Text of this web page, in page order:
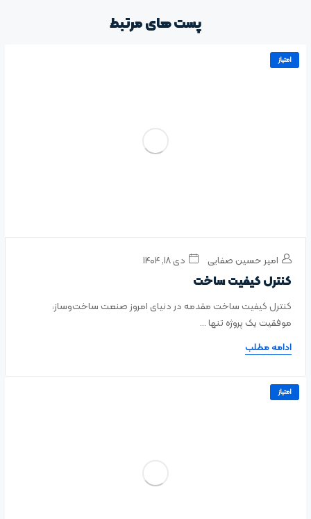
پست های مرتبط
امتیاز
امیر حسین صفایی دی ۱۸, ۱۴۰۴
کنترل کیفیت ساخت
کنترل کیفیت ساخت مقدمه در دنیای امروز صنعت ساخت‌وساز،
موفقیت یک پروژه تنها ...
ادامه مطلب
امتیاز